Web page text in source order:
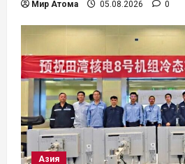
Мир Атома 05.08.2026 0
Азия